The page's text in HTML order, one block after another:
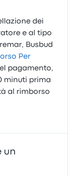
dei
e al tipo
Busbud
Per
pagamento,
minuti prima
al rimborso
un